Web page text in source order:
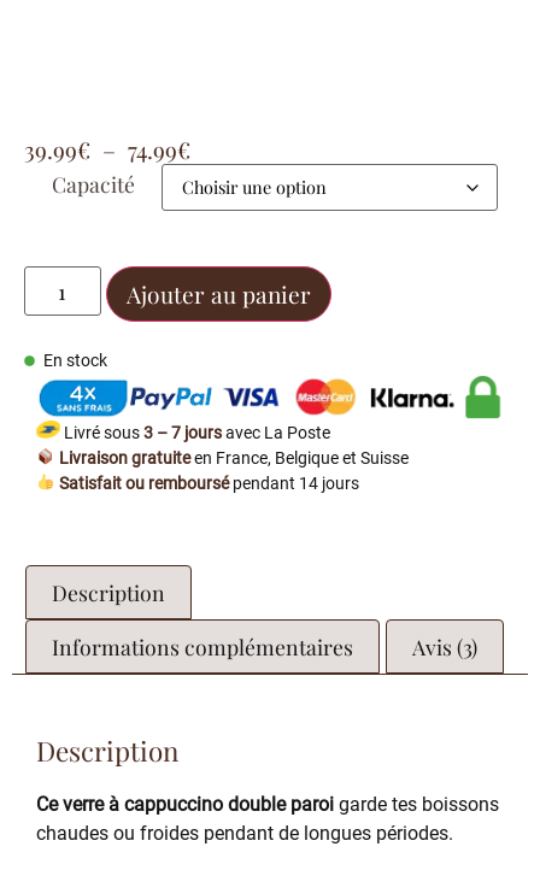
39.99€ – 74.99€
Capacité
Ajouter au panier
En stock
Livré sous3 – 7 joursavec La Poste
Livraison gratuiteen France, Belgique et Suisse
Satisfait ou remboursépendant 14 jours
Description
Informations complémentaires
Avis (3)
Description
Ce verre à cappuccino double paroi garde tes boissons
chaudes ou froides pendant de longues périodes.